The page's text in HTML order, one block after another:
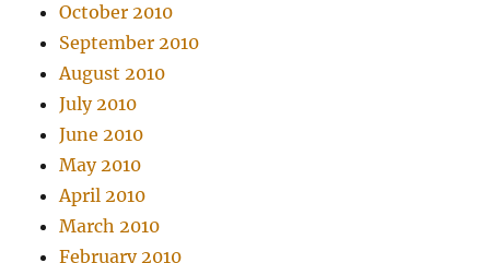
October 2010
September 2010
August 2010
July 2010
June 2010
May 2010
April 2010
March 2010
February 2010